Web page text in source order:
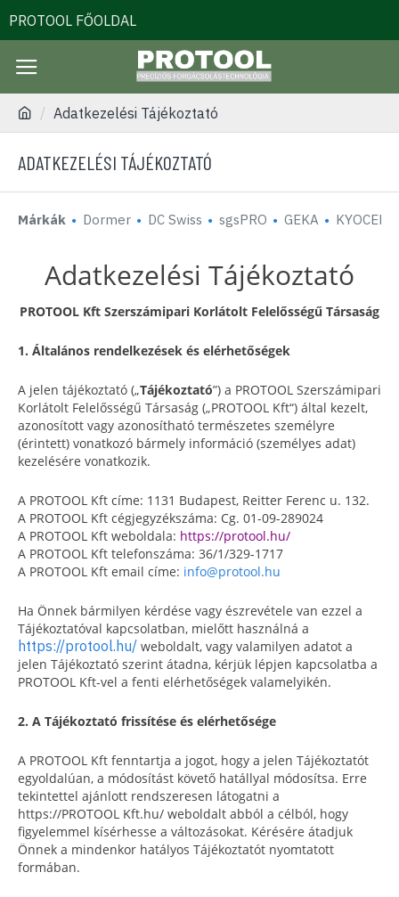
PROTOOL FŐOLDAL
Adatkezelési Tájékoztató
ADATKEZELÉSI TÁJÉKOZTATÓ
Márkák Dormer DC Swiss sgsPRO GEKA KYOCERA
Adatkezelési Tájékoztató
PROTOOL Kft Szerszámipari Korlátolt Felelősségű Társaság
1. Általános rendelkezések és elérhetőségek
A jelen tájékoztató („Tájékoztató”) a PROTOOL Szerszámipari
Korlátolt Felelősségű Társaság („PROTOOL Kft“) által kezelt,
azonosított vagy azonosítható természetes személyre
(érintett) vonatkozó bármely információ (személyes adat)
kezelésére vonatkozik.
A PROTOOL Kft címe: 1131 Budapest, Reitter Ferenc u. 132.
A PROTOOL Kft cégjegyzékszáma: Cg. 01-09-289024
A PROTOOL Kft weboldala: https://protool.hu/
A PROTOOL Kft telefonszáma: 36/1/329-1717
A PROTOOL Kft email címe: info@protool.hu
Ha Önnek bármilyen kérdése vagy észrevétele van ezzel a
Tájékoztatóval kapcsolatban, mielőtt használná a
https://protool.hu/ weboldalt, vagy valamilyen adatot a
jelen Tájékoztató szerint átadna, kérjük lépjen kapcsolatba a
PROTOOL Kft-vel a fenti elérhetőségek valamelyikén.
2. A Tájékoztató frissítése és elérhetősége
A PROTOOL Kft fenntartja a jogot, hogy a jelen Tájékoztatót
egyoldalúan, a módosítást követő hatállyal módosítsa. Erre
tekintettel ajánlott rendszeresen látogatni a
https://PROTOOL Kft.hu/ weboldalt abból a célból, hogy
figyelemmel kísérhesse a változásokat. Kérésére átadjuk
Önnek a mindenkor hatályos Tájékoztatót nyomtatott
formában.